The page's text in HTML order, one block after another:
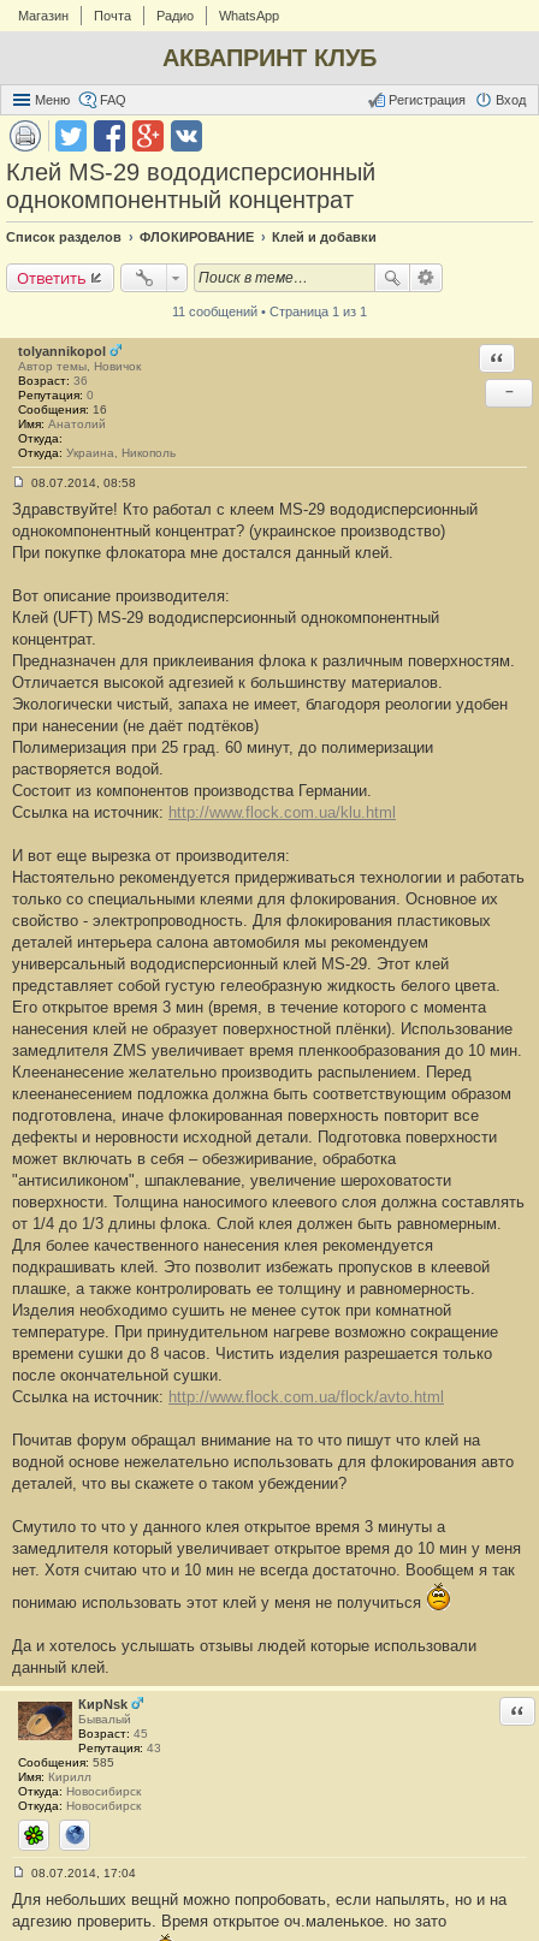
Магазин Почта Радио WhatsApp
АКВАПРИНТ КЛУБ
Меню FAQ Вход
Регистрация
Клей MS-29 вододисперсионный
однокомпонентный концентрат
Список разделов ФЛОКИРОВАНИЕ Клей и добавки
Ответить
11 сообщений • Страница 1 из 1
tolyannikopol
Автор темы, Новичок
Возраст: 36
Репутация: 0
Сообщения: 16
Имя: Анатолий
Откуда:
Откуда: Украина, Никополь
−
о
о
б
щ
и
#
1
08.07.2014, 08:58
Здравствуйте! Кто работал с клеем MS-29 вододисперсионный
однокомпонентный концентрат? (украинское производство)
При покупке флокатора мне достался данный клей.
Вот описание производителя:
Клей (UFT) MS-29 вододисперсионный однокомпонентный
концентрат.
Предназначен для приклеивания флока к различным поверхностям.
Отличается высокой адгезией к большинству материалов.
Экологически чистый, запаха не имеет, благодоря реологии удобен
при нанесении (не даёт подтёков)
Полимеризация при 25 град. 60 минут, до полимеризации
растворяется водой.
Состоит из компонентов производства Германии.
Ссылка на источник: http://www.flock.com.ua/klu.html
И вот еще вырезка от производителя:
Настоятельно рекомендуется придерживаться технологии и работать
только со специальными клеями для флокирования. Основное их
свойство - электропроводность. Для флокирования пластиковых
деталей интерьера салона автомобиля мы рекомендуем
универсальный вододисперсионный клей MS-29. Этот клей
представляет собой густую гелеобразную жидкость белого цвета.
Его открытое время 3 мин (время, в течение которого с момента
нанесения клей не образует поверхностной плёнки). Использование
замедлителя ZMS увеличивает время пленкообразования до 10 мин.
Клеенанесение желательно производить распылением. Перед
клеенанесением подложка должна быть соответствующим образом
подготовлена, иначе флокированная поверхность повторит все
дефекты и неровности исходной детали. Подготовка поверхности
может включать в себя – обезжиривание, обработка
"антисиликоном", шпаклевание, увеличение шероховатости
поверхности. Толщина наносимого клеевого слоя должна составлять
от 1/4 до 1/3 длины флока. Слой клея должен быть равномерным.
Для более качественного нанесения клея рекомендуется
подкрашивать клей. Это позволит избежать пропусков в клеевой
плашке, а также контролировать ее толщину и равномерность.
Изделия необходимо сушить не менее суток при комнатной
температуре. При принудительном нагреве возможно сокращение
времени сушки до 8 часов. Чистить изделия разрешается только
после окончательной сушки.
Ссылка на источник: http://www.flock.com.ua/flock/avto.html
Почитав форум обращал внимание на то что пишут что клей на
водной основе нежелательно использовать для флокирования авто
деталей, что вы скажете о таком убеждении?
Смутило то что у данного клея открытое время 3 минуты а
замедлителя который увеличивает открытое время до 10 мин у меня
нет. Хотя считаю что и 10 мин не всегда достаточно. Вообщем я так
понимаю использовать этот клей у меня не получиться
Да и хотелось услышать отзывы людей которые использовали
данный клей.
КирNsk
Бывалый
Возраст: 45
Репутация: 43
Сообщения: 585
Имя: Кирилл
Откуда: Новосибирск
Откуда: Новосибирск
ICQ Сайт
о
б
08.07.2014, 17:04
Для небольших вещнй можно попробовать, если напылять, но и на
адгезию проверить. Время открытое оч.маленькое. но зато